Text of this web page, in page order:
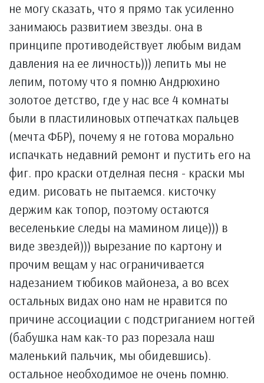
не могу сказать, что я прямо так усиленно
занимаюсь развитием звезды. она в
принципе противодействует любым видам
давления на ее личность))) лепить мы не
лепим, потому что я помню Андрюхино
золотое детство, где у нас все 4 комнаты
были в пластилиновых отпечатках пальцев
(мечта ФБР), почему я не готова морально
испачкать недавний ремонт и пустить его на
фиг. про краски отделная песня - краски мы
едим. рисовать не пытаемся. кисточку
держим как топор, поэтому остаются
веселенькие следы на мамином лице))) в
виде звездей))) вырезание по картону и
прочим вещам у нас ограничивается
надезанием тюбиков майонеза, а во всех
остальных видах оно нам не нравится по
причине ассоциации с подстриганием ногтей
(бабушка нам как-то раз порезала наш
маленький пальчик, мы обидевшись).
остальное необходимое не очень помню.